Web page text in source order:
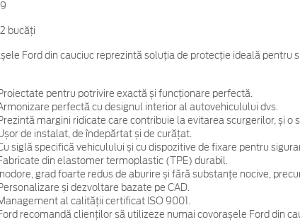
bucăți
Ford din cauciuc reprezintă soluția de protecție ideală
pentru potrivire exactă și funcționare perfectă.
perfectă cu designul interior al autovehiculului dvs.
margini ridicate care contribuie la evitarea scurgerilor, și o
de instalat, de îndepărtat și de curățat.
siglă specifică vehiculului și cu dispozitive de fixare pentru
din elastomer termoplastic (TPE) durabil.
Inodore, grad foarte redus de aburire și fără substanțe nocive,
și dezvoltare bazate pe CAD.
al calității certificat ISO 9001.
recomandă clienților să utilizeze numai covorașele Ford din